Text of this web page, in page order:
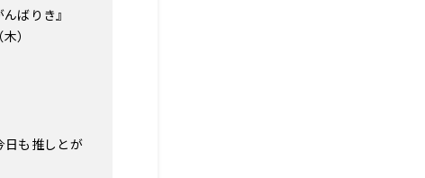
ばりき』
）
も推しとが